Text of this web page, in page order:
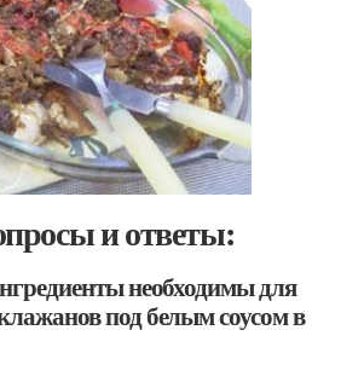
и ответы:
необходимы для
под белым соусом в